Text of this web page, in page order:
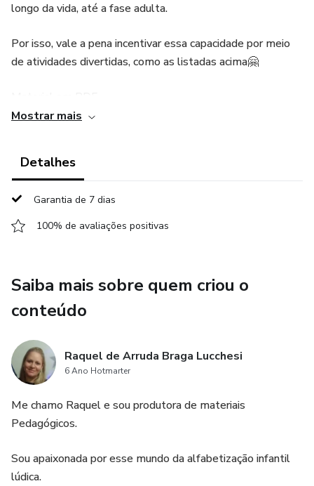
longo da vida, até a fase adulta.
Por isso, vale a pena incentivar essa capacidade por meio
de atividades divertidas, como as listadas acima🤗
Arquivo digital enviado por e-mail.
Mostrar mais
Detalhes
Garantia de 7 dias
100% de avaliações positivas
Saiba mais sobre quem criou o
conteúdo
Raquel de Arruda Braga Lucchesi
6 Ano Hotmarter
Me chamo Raquel e sou produtora de materiais
Pedagógicos.
Sou apaixonada por esse mundo da alfabetização infantil
lúdica.